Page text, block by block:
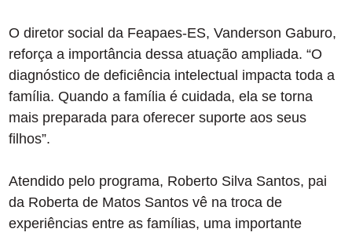
O diretor social da Feapaes-ES, Vanderson Gaburo,
reforça a importância dessa atuação ampliada. “O
diagnóstico de deficiência intelectual impacta toda a
família. Quando a família é cuidada, ela se torna
mais preparada para oferecer suporte aos seus
filhos”.
Atendido pelo programa, Roberto Silva Santos, pai
da Roberta de Matos Santos vê na troca de
experiências entre as famílias, uma importante